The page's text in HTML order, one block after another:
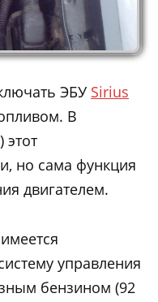
ЭБУ Sirius
В
но сама функция
двигателем.
управления
бензином (92